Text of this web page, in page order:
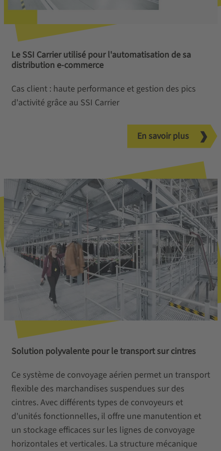
Le SSI Carrier utilisé pour l'automatisation de sa
distribution e-commerce
Cas client : haute performance et gestion des pics
d'activité grâce au SSI Carrier
En savoir plus
Solution polyvalente pour le transport sur cintres
Ce système de convoyage aérien permet un transport
flexible des marchandises suspendues sur des
cintres. Avec différents types de convoyeurs et
d'unités fonctionnelles, il offre une manutention et
un stockage efficaces sur les lignes de convoyage
horizontales et verticales. La structure mécanique